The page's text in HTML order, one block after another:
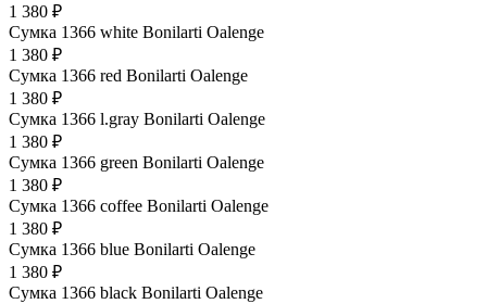
1 380 ₽
Сумка 1366 white Bonilarti Oalenge
1 380 ₽
Сумка 1366 red Bonilarti Oalenge
1 380 ₽
Сумка 1366 l.gray Bonilarti Oalenge
1 380 ₽
Сумка 1366 green Bonilarti Oalenge
1 380 ₽
Сумка 1366 coffee Bonilarti Oalenge
1 380 ₽
Сумка 1366 blue Bonilarti Oalenge
1 380 ₽
Сумка 1366 black Bonilarti Oalenge